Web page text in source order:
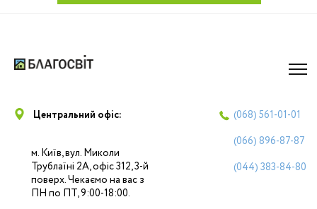
Центральний офіс:
м. Київ, вул. Миколи
Трублаїні 2А, офіс 312, 3-й
поверх. Чекаємо на вас з
ПН по ПТ, 9:00-18:00.
(068) 561-01-01
(066) 896-87-87
(044) 383-84-80